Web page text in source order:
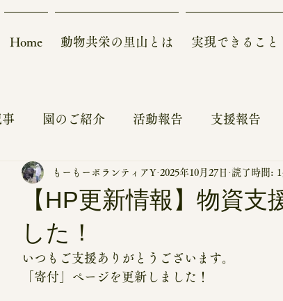
Home 動物共栄の里山とは 実現できること
事 園のご紹介 活動報告 支援報告
モデル 実績～ビフォーアフター～ 農地
イルハウス
ンティア 支援募集 収支報告
【HP更新情報】物資
した！
もーもーボランティアY 2025年10月27日 読了時間:
いつもご支援ありがとうございます。
「寄付」ページを更新しました！